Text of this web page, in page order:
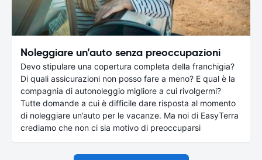
Noleggiare un’auto senza preoccupazioni
Devo stipulare una copertura completa della franchigia?
Di quali assicurazioni non posso fare a meno? E qual è la
compagnia di autonoleggio migliore a cui rivolgermi?
Tutte domande a cui è difficile dare risposta al momento
di noleggiare un’auto per le vacanze. Ma noi di EasyTerra
crediamo che non ci sia motivo di preoccuparsi